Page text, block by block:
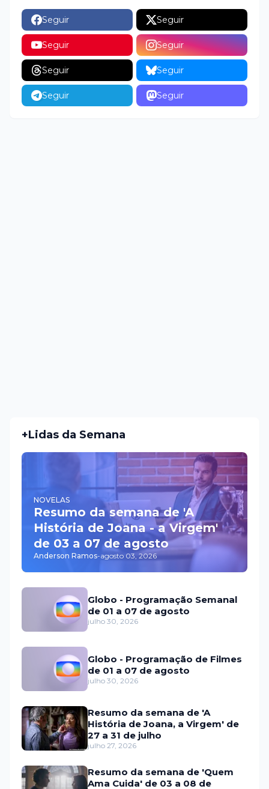
Seguir Seguir
Seguir Seguir
Seguir Seguir
Seguir Seguir
+Lidas da Semana
NOVELAS
Resumo da semana de 'A
História de Joana - a Virgem'
de 03 a 07 de agosto
Anderson Ramos-agosto 03, 2026
Globo - Programação Semanal
de 01 a 07 de agosto
julho 30, 2026
Globo - Programação de Filmes
de 01 a 07 de agosto
julho 30, 2026
Resumo da semana de 'A
História de Joana, a Virgem' de
27 a 31 de julho
julho 27, 2026
Resumo da semana de 'Quem
Ama Cuida' de 03 a 08 de